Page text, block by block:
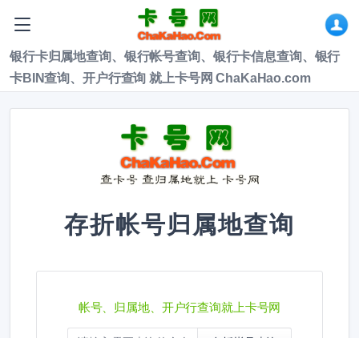
银行卡归属地查询、银行帐号查询、银行卡信息查询、银行
卡BIN查询、开户行查询 就上卡号网 ChaKaHao.com
存折帐号归属地查询
帐号、归属地、开户行查询就上卡号网